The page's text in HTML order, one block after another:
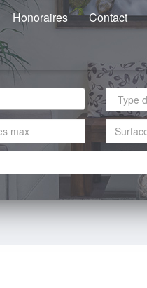
Honoraires Contact